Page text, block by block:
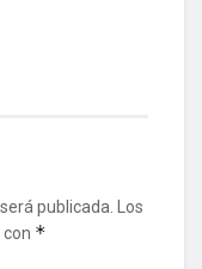
publicada.
Los
*